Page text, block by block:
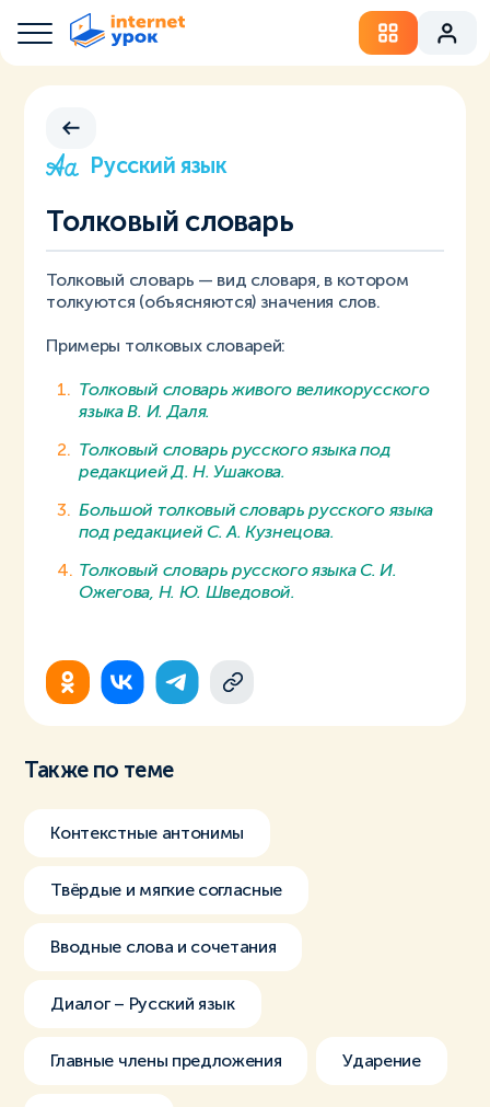
Русский язык
Толковый словарь
Толковый словарь — вид словаря, в котором
толкуются (объясняются) значения слов.
Примеры толковых словарей:
Толковый словарь живого великорусского
языка В. И. Даля.
Толковый словарь русского языка под
редакцией Д. Н. Ушакова.
Большой толковый словарь русского языка
под редакцией С. А. Кузнецова.
Толковый словарь русского языка С. И.
Ожегова, Н. Ю. Шведовой.
Также по теме
Контекстные антонимы
Твёрдые и мягкие согласные
Вводные слова и сочетания
Диалог – Русский язык
Главные члены предложения Ударение